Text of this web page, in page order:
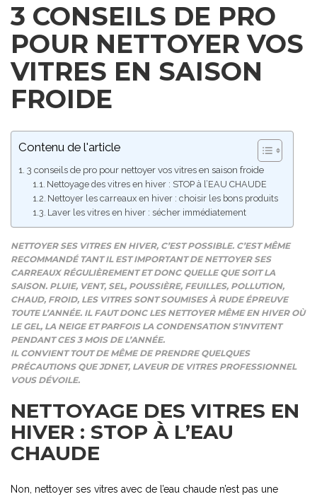
3 CONSEILS DE PRO
POUR NETTOYER VOS
VITRES EN SAISON
FROIDE
Contenu de l'article
3 conseils de pro pour nettoyer vos vitres en saison froide
Nettoyage des vitres en hiver : STOP à l’EAU CHAUDE
Nettoyer les carreaux en hiver : choisir les bons produits
Laver les vitres en hiver : sécher immédiatement
NETTOYER SES VITRES EN HIVER, C’EST POSSIBLE. C’EST MÊME
RECOMMANDÉ TANT IL EST IMPORTANT DE NETTOYER SES
CARREAUX RÉGULIÈREMENT ET DONC QUELLE QUE SOIT LA
SAISON. PLUIE, VENT, SEL, POUSSIÈRE, FEUILLES, POLLUTION,
CHAUD, FROID, LES VITRES SONT SOUMISES À RUDE ÉPREUVE
TOUTE L’ANNÉE. IL FAUT DONC LES NETTOYER MÊME EN HIVER OÙ
LE GEL, LA NEIGE ET PARFOIS LA CONDENSATION S’INVITENT
PENDANT CES 3 MOIS DE L’ANNÉE.
IL CONVIENT TOUT DE MÊME DE PRENDRE QUELQUES
PRÉCAUTIONS QUE JDNET, LAVEUR DE VITRES PROFESSIONNEL
VOUS DÉVOILE.
NETTOYAGE DES VITRES EN
HIVER : STOP À L’EAU
CHAUDE
Non, nettoyer ses vitres avec de l’eau chaude n’est pas une